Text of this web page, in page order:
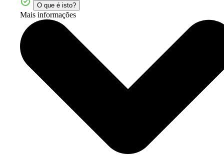
O que é isto?
Mais informações